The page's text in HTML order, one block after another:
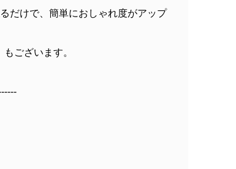
だけで、簡単におしゃれ度がアップ
もございます。